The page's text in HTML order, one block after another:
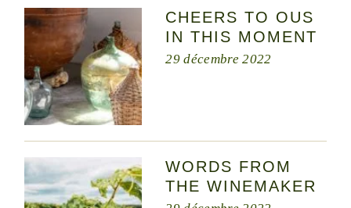
CHEERS TO OUS
IN THIS MOMENT
29 décembre 2022
WORDS FROM
THE WINEMAKER